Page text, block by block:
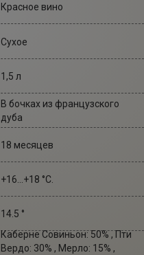
Красное вино
Сухое
1,5 л
В бочках из французского
дуба
18 месяцев
+16...+18 °С.
14.5 °
Каберне Совиньон: 50% , Пти
Вердо: 30% , Мерло: 15% ,